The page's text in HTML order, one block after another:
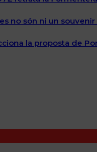
no són ni un
la proposta de